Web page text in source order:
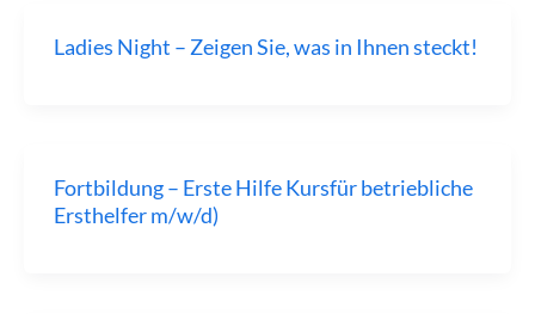
Ladies Night – Zeigen Sie, was in Ihnen steckt!
Fortbildung – Erste Hilfe Kursfür betriebliche
Ersthelfer m/w/d)